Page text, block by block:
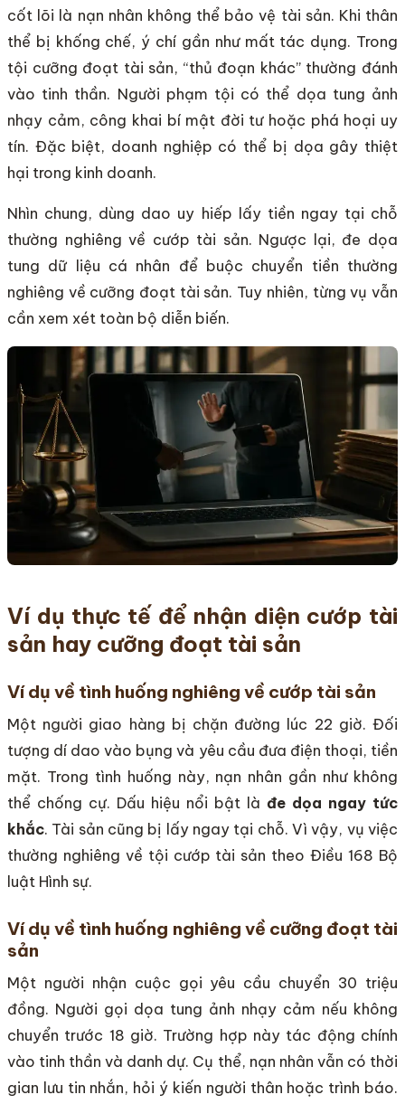
cốt lõi là nạn nhân không thể bảo vệ tài sản. Khi thân
thể bị khống chế, ý chí gần như mất tác dụng. Trong
tội cưỡng đoạt tài sản, “thủ đoạn khác” thường đánh
vào tinh thần. Người phạm tội có thể dọa tung ảnh
nhạy cảm, công khai bí mật đời tư hoặc phá hoại uy
tín. Đặc biệt, doanh nghiệp có thể bị dọa gây thiệt
hại trong kinh doanh.
Nhìn chung, dùng dao uy hiếp lấy tiền ngay tại chỗ
thường nghiêng về cướp tài sản. Ngược lại, đe dọa
tung dữ liệu cá nhân để buộc chuyển tiền thường
nghiêng về cưỡng đoạt tài sản. Tuy nhiên, từng vụ vẫn
cần xem xét toàn bộ diễn biến.
Ví dụ thực tế để nhận diện cướp tài
sản hay cưỡng đoạt tài sản
Ví dụ về tình huống nghiêng về cướp tài sản
Một người giao hàng bị chặn đường lúc 22 giờ. Đối
tượng dí dao vào bụng và yêu cầu đưa điện thoại, tiền
mặt. Trong tình huống này, nạn nhân gần như không
thể chống cự. Dấu hiệu nổi bật là đe dọa ngay tức
khắc. Tài sản cũng bị lấy ngay tại chỗ. Vì vậy, vụ việc
thường nghiêng về tội cướp tài sản theo Điều 168 Bộ
luật Hình sự.
Ví dụ về tình huống nghiêng về cưỡng đoạt tài
sản
Một người nhận cuộc gọi yêu cầu chuyển 30 triệu
đồng. Người gọi dọa tung ảnh nhạy cảm nếu không
chuyển trước 18 giờ. Trường hợp này tác động chính
vào tinh thần và danh dự. Cụ thể, nạn nhân vẫn có thời
gian lưu tin nhắn, hỏi ý kiến người thân hoặc trình báo.